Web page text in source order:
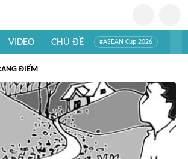
VIDEO CHỦ ĐỀ #ASEAN Cup 2026
ĐIỂM